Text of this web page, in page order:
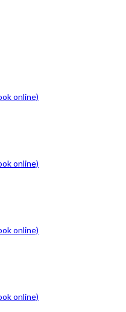
online)
online)
online)
online)